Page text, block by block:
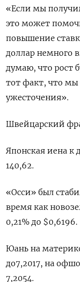
«Если мы
это может
повышение
доллар немного
думаю, что рост
тот факт, что
ужесточения».
Швейцарский
Японская иена к
140,62.
«Осси» был
время как
0,21% до $0,6196​.
Юань на
до​ 7,2017, на
7,2054.